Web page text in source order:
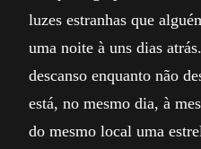
luzes estranhas que
uma noite à uns dias
descanso enquanto não
está, no mesmo dia, à
do mesmo local uma